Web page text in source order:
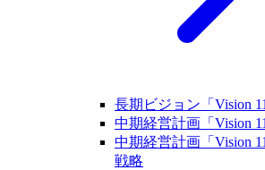
長期ビジョン「Vision
中期経営計画「Vision
中期経営計画「Vision
戦略